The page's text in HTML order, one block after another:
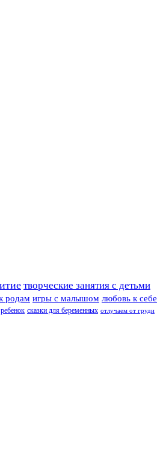
творческие занятия с детьми
родам игры с малышом любовь к себе
сказки для беременных отлучаем от груди